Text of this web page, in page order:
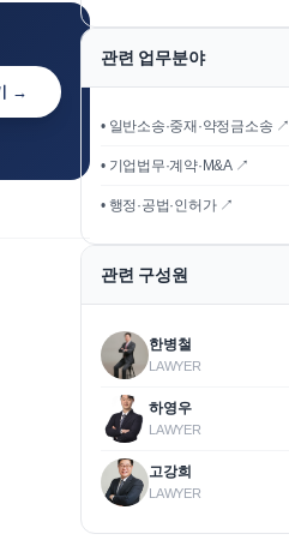
→
관련 업무분야
• 일반소송·중재·약정금소송 ↗
• 기업법무·계약·M&A ↗
• 행정·공법·인허가 ↗
관련 구성원
한병철
LAWYER
하영우
LAWYER
고강희
LAWYER